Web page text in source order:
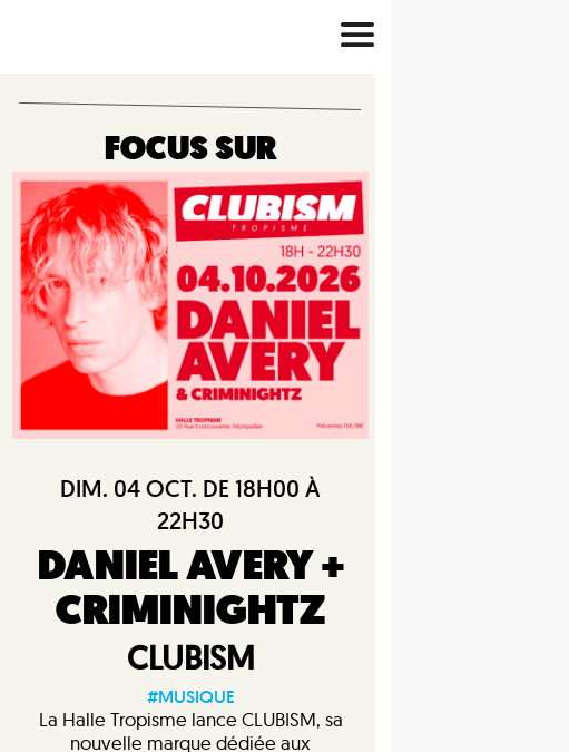
FOCUS SUR
DIM. 04 OCT. DE 18H00 À
22H30
DANIEL AVERY +
CRIMINIGHTZ
CLUBISM
#MUSIQUE
La Halle Tropisme lance CLUBISM, sa
nouvelle marque dédiée aux